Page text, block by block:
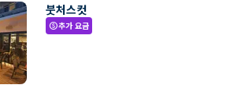
붓처스컷
paid추가 요금